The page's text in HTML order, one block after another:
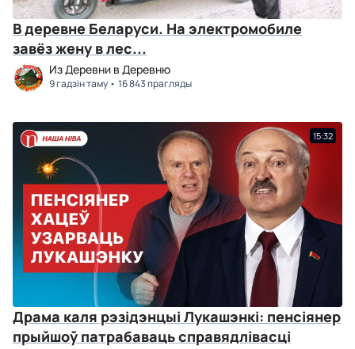
В деревне Беларуси. На электромобиле
завёз жену в лес...
Из Деревни в Деревню
9 гадзін таму 16 843 прагляды
15:32
Драма каля рэзідэнцыі Лукашэнкі: пенсіянер
прыйшоў патрабаваць справядлівасці